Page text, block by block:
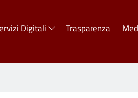
Digitali Trasparenza